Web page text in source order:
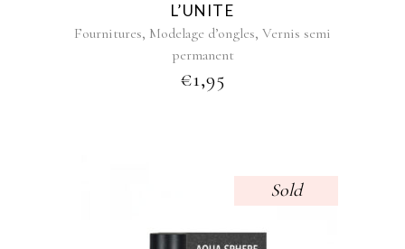
L’UNITE
Fournitures, Modelage d’ongles, Vernis semi
permanent
€1,95
Sold